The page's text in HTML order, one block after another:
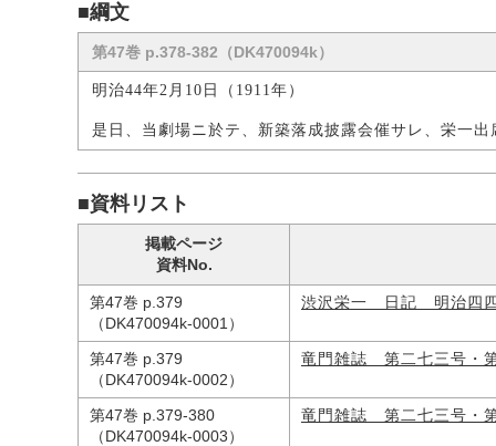
■綱文
第47巻 p.378-382（DK470094k）
明治44年2月10日（1911年）
是日、当劇場ニ於テ、新築落成披露会催サレ、栄一出
■資料リスト
掲載ページ
資料No.
第47巻 p.379
（DK470094k-0001）
渋沢栄一 日記 明治四
第47巻 p.379
（DK470094k-0002）
竜門雑誌 第二七三号・
第47巻 p.379-380
（DK470094k-0003）
竜門雑誌 第二七三号・